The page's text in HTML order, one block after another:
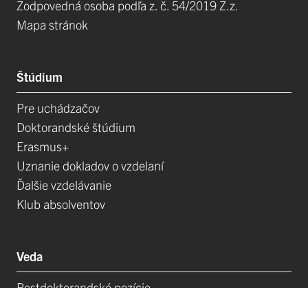
Zodpovedná osoba podľa z. č. 54/2019 Z.z.
Mapa stránok
Štúdium
Pre uchádzačov
Doktorandské štúdium
Erasmus+
Uznanie dokladov o vzdelaní
Ďalšie vzdelávanie
Klub absolventov
Veda